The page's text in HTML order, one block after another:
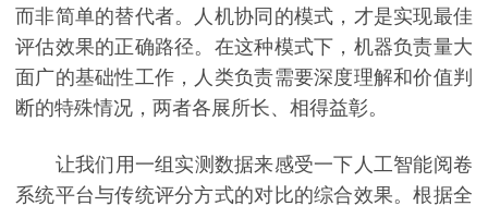
而非简单的替代者。人机协同的模式，才是实现最佳
评估效果的正确路径。在这种模式下，机器负责量大
面广的基础性工作，人类负责需要深度理解和价值判
断的特殊情况，两者各展所长、相得益彰。
让我们用一组实测数据来感受一下人工智能阅卷
系统平台与传统评分方式的对比的综合效果。根据全